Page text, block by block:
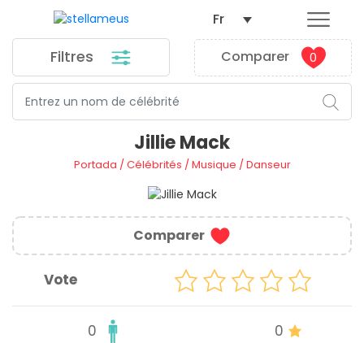
Filtres Comparer 0
Fr
Jillie Mack
Portada /Célébrités /Musique /Danseur
Comparer
Vote
0 0